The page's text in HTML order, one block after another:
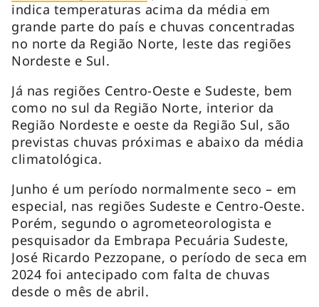
indica temperaturas acima da média em
grande parte do país e chuvas concentradas
no norte da Região Norte, leste das regiões
Nordeste e Sul.
Já nas regiões Centro-Oeste e Sudeste, bem
como no sul da Região Norte, interior da
Região Nordeste e oeste da Região Sul, são
previstas chuvas próximas e abaixo da média
climatológica.
Junho é um período normalmente seco – em
especial, nas regiões Sudeste e Centro-Oeste.
Porém, segundo o agrometeorologista e
pesquisador da Embrapa Pecuária Sudeste,
José Ricardo Pezzopane, o período de seca em
2024 foi antecipado com falta de chuvas
desde o mês de abril.